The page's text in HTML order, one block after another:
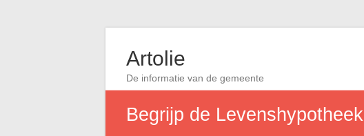
Artolie
De informatie van de gemeente
Begrijp de Levenshypotheek